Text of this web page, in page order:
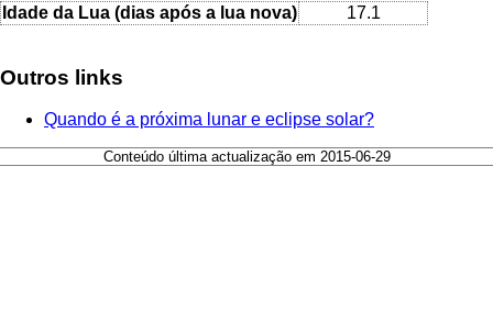
Idade da Lua (dias após a lua nova)
17.1
Outros links
Quando é a próxima lunar e eclipse solar?
Conteúdo última actualização em 2015-06-29